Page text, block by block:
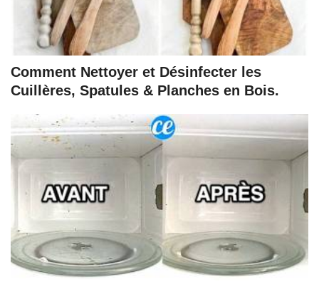
Comment Nettoyer et Désinfecter les
Cuillères, Spatules & Planches en Bois.